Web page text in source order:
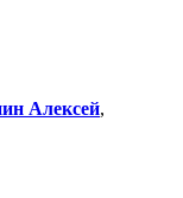
Алексей,